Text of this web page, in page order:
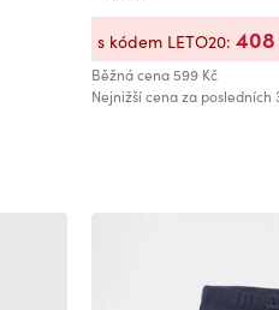
Běžná cena599 Kč
Nejnižší cena za posledních
s kódem LETO20: 408